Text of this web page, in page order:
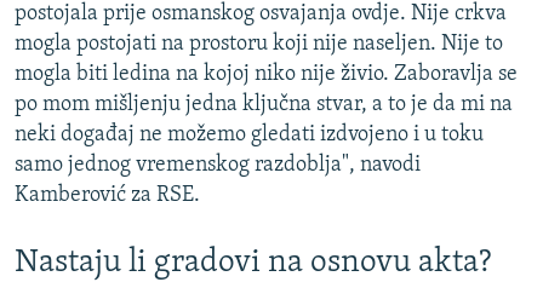
postojala prije osmanskog osvajanja ovdje. Nije crkva
mogla postojati na prostoru koji nije naseljen. Nije to
mogla biti ledina na kojoj niko nije živio. Zaboravlja se
po mom mišljenju jedna ključna stvar, a to je da mi na
neki događaj ne možemo gledati izdvojeno i u toku
samo jednog vremenskog razdoblja", navodi
Kamberović za RSE.
Nastaju li gradovi na osnovu akta?